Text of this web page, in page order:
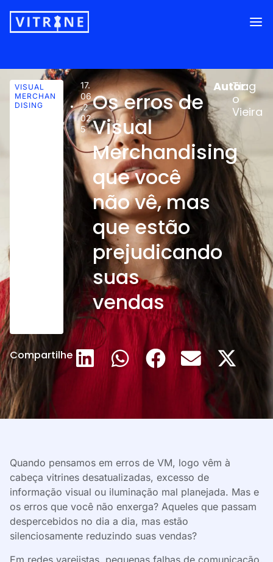
VISUAL
MERCHAN
DISING
17.
06
.2
02
5
Os erros de
Visual
Merchandising
que você
não vê, mas
que estão
prejudicando
suas
vendas
Autor:
Tiag
o
Vieira
Compartilhe
Quando pensamos em erros de VM, logo vêm à
cabeça vitrines desatualizadas, excesso de
informação visual ou iluminação mal planejada. Mas e
os erros que você não enxerga? Aqueles que passam
despercebidos no dia a dia, mas estão
silenciosamente reduzindo suas vendas?
Em redes varejistas, pequenas falhas de comunicação,